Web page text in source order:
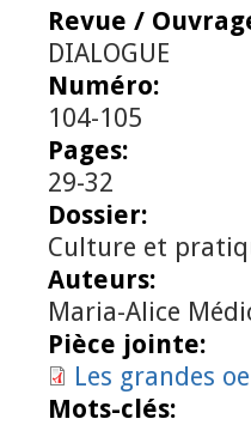
Revue /
DIALOGUE
Numéro:
104-105
Pages:
29-32
Dossier:
Culture et
Auteurs:
Maria-Alice
Pièce jointe:
Les grandes
Mots-clés: